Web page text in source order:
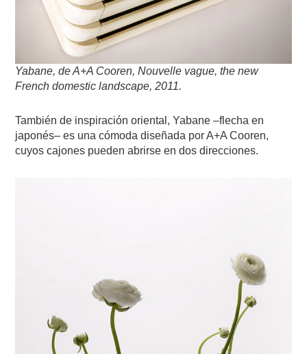
Yabane, de A+A Cooren, Nouvelle vague, the new
French domestic landscape, 2011.
También de inspiración oriental, Yabane –flecha en
japonés– es una cómoda diseñada por A+A Cooren,
cuyos cajones pueden abrirse en dos direcciones.